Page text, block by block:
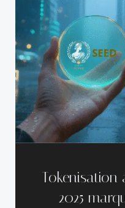
Tokenisation
2025